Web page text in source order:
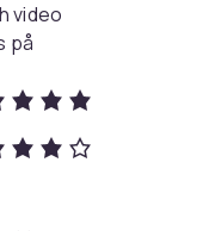
video
på